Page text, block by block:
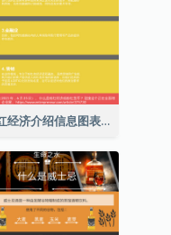
粉红经济介绍信息图表